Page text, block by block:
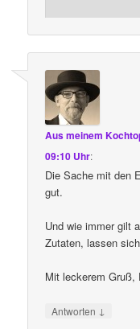
Aus meinem
09:10 Uhr:
Die Sache mit den
gut.
Und wie immer gilt
Zutaten, lassen
Mit leckerem Gruß,
Antworten ↓